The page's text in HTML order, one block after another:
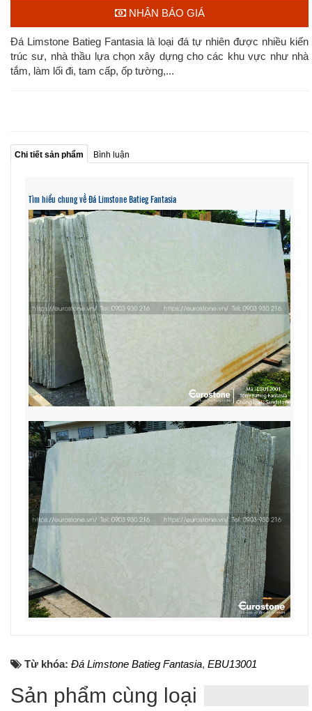
NHẬN BÁO GIÁ
Đá Limstone Batieg Fantasia là loại đá tự nhiên được nhiều kiến
trúc sư, nhà thầu lựa chọn xây dựng cho các khu vực như nhà
tắm, làm lối đi, tam cấp, ốp tường,...
Chi tiết sản phẩm Bình luận
Tìm hiểu chung về Đá Limstone Batieg Fantasia
Từ khóa: Đá Limstone Batieg Fantasia, EBU13001
Sản phẩm cùng loại